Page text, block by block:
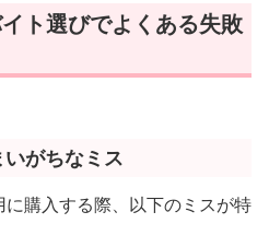
ト選びでよくある失敗
がちなミス
購入する際、以下のミスが特